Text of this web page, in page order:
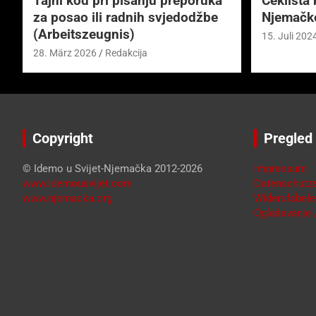
za posao ili radnih svjedodžbe
(Arbeitszeugnis)
28. März 2026 Redakcija
15. Juli
Copyright
© Idemo u Svijet-Njemačka 2012-2026
www.idemousvijet.com
www.njemacka.org
Pregled
Impressum